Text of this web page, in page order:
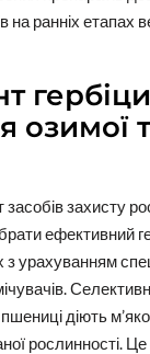
на ранніх етапах
озимої
захисту
ефективний
з урахуванням
діють
рослинності. Це